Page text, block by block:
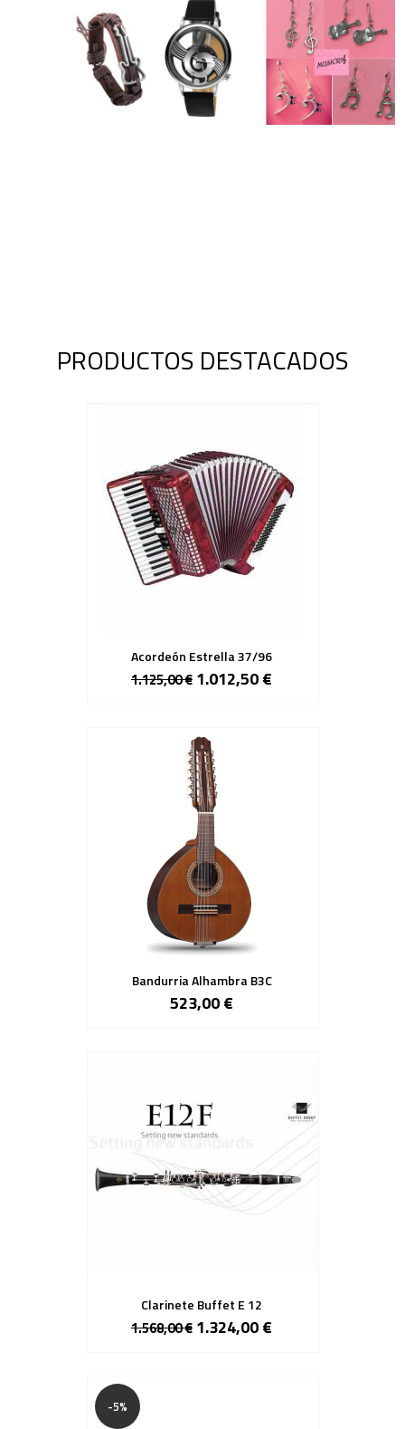
PRODUCTOS DESTACADOS
Acordeón Estrella 37/96
1.125,00 € 1.012,50 €
Bandurria Alhambra B3C
523,00 €
Clarinete Buffet E 12
1.568,00 € 1.324,00 €
-5%